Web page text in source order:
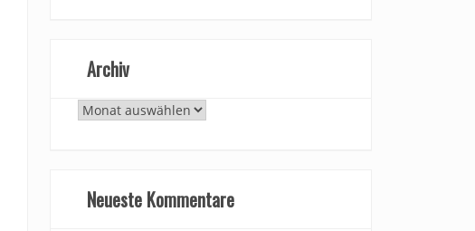
Archiv
Archiv
Neueste Kommentare